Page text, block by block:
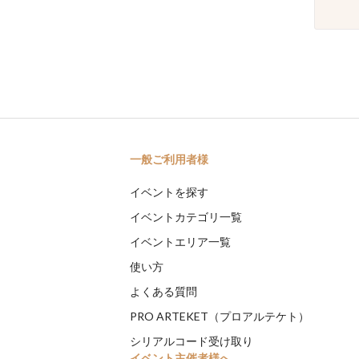
一般ご利用者様
イベントを探す
イベントカテゴリ一覧
イベントエリア一覧
使い方
よくある質問
PRO ARTEKET（プロアルテケト）
シリアルコード受け取り